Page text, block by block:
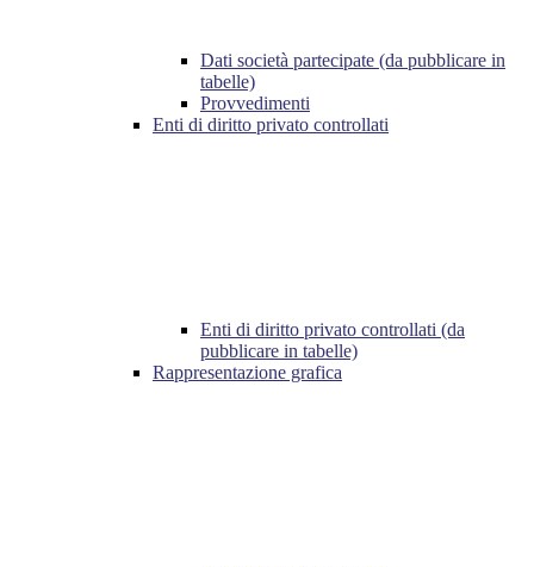
Dati società partecipate (da pubblicare in
tabelle)
Provvedimenti
Enti di diritto privato controllati
Enti di diritto privato controllati (da
pubblicare in tabelle)
Rappresentazione grafica